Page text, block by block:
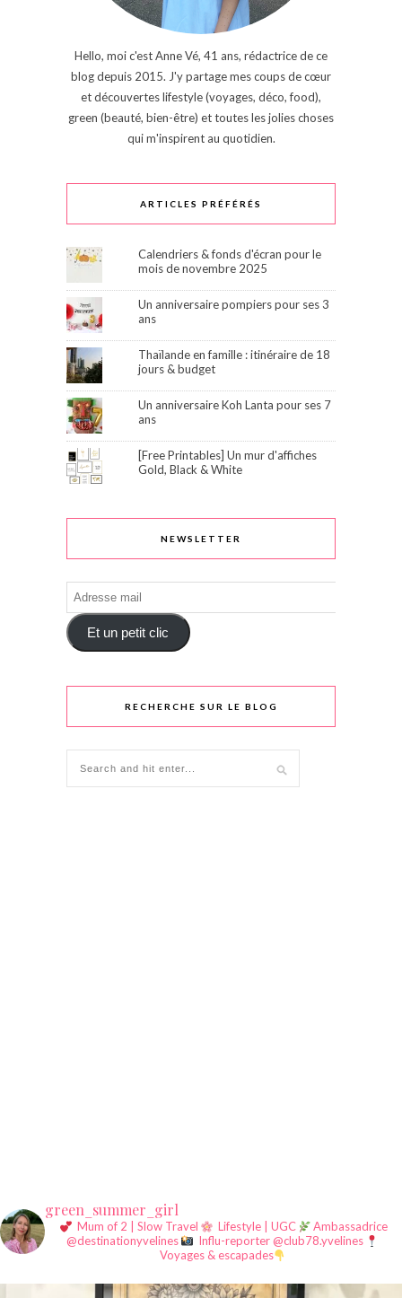
Hello, moi c'est Anne Vé, 41 ans, rédactrice de ce
blog depuis 2015. J'y partage mes coups de cœur
et découvertes lifestyle (voyages, déco, food),
green (beauté, bien-être) et toutes les jolies choses
qui m'inspirent au quotidien.
ARTICLES PRÉFÉRÉS
Calendriers & fonds d'écran pour le
mois de novembre 2025
Un anniversaire pompiers pour ses 3
ans
Thaïlande en famille : itinéraire de 18
jours & budget
Un anniversaire Koh Lanta pour ses 7
ans
[Free Printables] Un mur d'affiches
Gold, Black & White
NEWSLETTER
Adresse
mail
Et un petit clic
RECHERCHE SUR LE BLOG
green_summer_girl
Mum of 2 | Slow Travel Lifestyle | UGC
Ambassadrice
@destinationyvelines
Influ-reporter @club78.yvelines
Voyages & escapades